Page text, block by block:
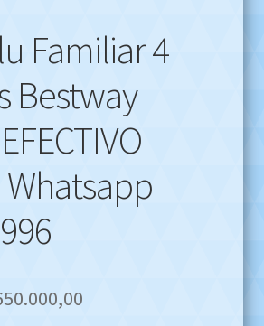
Familiar 4
Bestway
Whatsapp
Current